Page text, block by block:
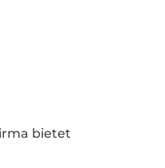
bietet